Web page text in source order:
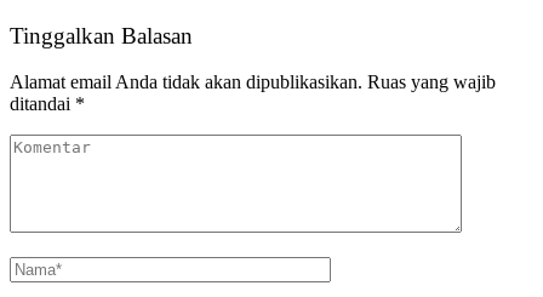
Tinggalkan Balasan
Alamat email Anda tidak akan dipublikasikan. Ruas yang wajib
ditandai *